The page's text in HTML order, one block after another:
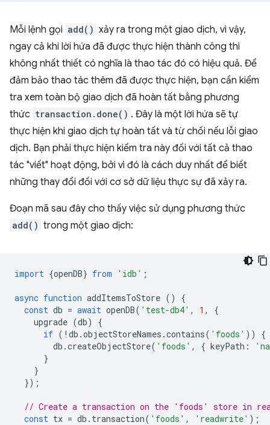
Mỗi lệnh gọi add() xảy ra trong một giao dịch, vì vậy,
ngay cả khi lời hứa đã được thực hiện thành công thì
không nhất thiết có nghĩa là thao tác đó có hiệu quả. Để
đảm bảo thao tác thêm đã được thực hiện, bạn cần kiểm
tra xem toàn bộ giao dịch đã hoàn tất bằng phương
thức transaction.done() . Đây là một lời hứa sẽ tự
thực hiện khi giao dịch tự hoàn tất và từ chối nếu lỗi giao
dịch. Bạn phải thực hiện kiểm tra này đối với tất cả thao
tác "viết" hoạt động, bởi vì đó là cách duy nhất để biết
những thay đổi đối với cơ sở dữ liệu thực sự đã xảy ra.
Đoạn mã sau đây cho thấy việc sử dụng phương thức
add() trong một giao dịch:
import {openDB} from 'idb' ;
async function addItemsToStore ()
{
const db = await openDB( 'test-db4' , 1 ,
{
upgrade (db)
{
if ( ! db .objectStoreNames .contains( 'foods' ))
{
db .createObjectStore( 'foods' , { keyPath :
}
}
});
// Create a transaction on the 'foods' store in
const tx = db . transaction( 'foods' , 'readwrite' );